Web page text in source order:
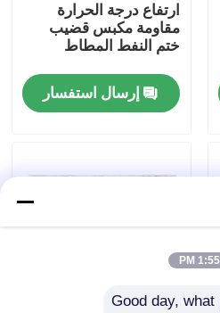
ارتفاع درجة الحرارة
مقاومة مكبس قضيب
ختم النفط المطاط
إرسال استفسار
1:55 PM
Good day,